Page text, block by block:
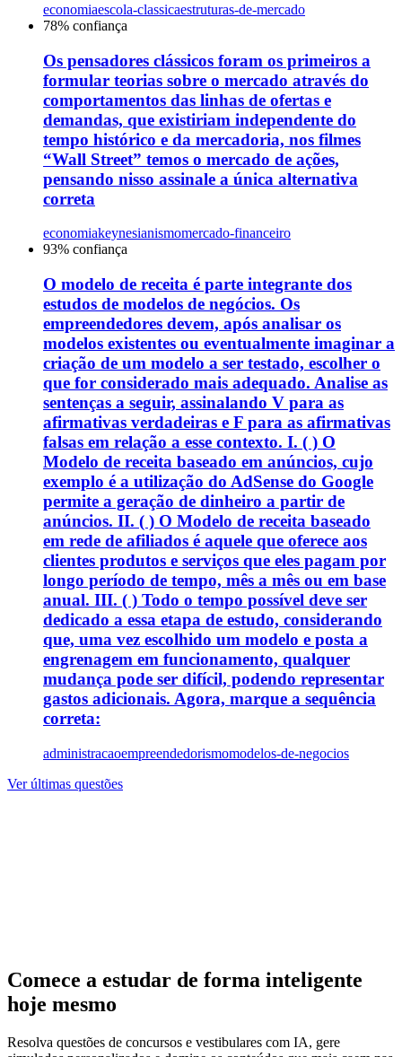
economiaescola-classicaestruturas-de-mercado
78% confiança
Os pensadores clássicos foram os primeiros a
formular teorias sobre o mercado através do
comportamentos das linhas de ofertas e
demandas, que existiriam independente do
tempo histórico e da mercadoria, nos filmes
“Wall Street” temos o mercado de ações,
pensando nisso assinale a única alternativa
correta
economiakeynesianismomercado-financeiro
93% confiança
O modelo de receita é parte integrante dos
estudos de modelos de negócios. Os
empreendedores devem, após analisar os
modelos existentes ou eventualmente imaginar a
criação de um modelo a ser testado, escolher o
que for considerado mais adequado. Analise as
sentenças a seguir, assinalando V para as
afirmativas verdadeiras e F para as afirmativas
falsas em relação a esse contexto. I. ( ) O
Modelo de receita baseado em anúncios, cujo
exemplo é a utilização do AdSense do Google
permite a geração de dinheiro a partir de
anúncios. II. ( ) O Modelo de receita baseado
em rede de afiliados é aquele que oferece aos
clientes produtos e serviços que eles pagam por
longo período de tempo, mês a mês ou em base
anual. III. ( ) Todo o tempo possível deve ser
dedicado a essa etapa de estudo, considerando
que, uma vez escolhido um modelo e posta a
engrenagem em funcionamento, qualquer
mudança pode ser difícil, podendo representar
gastos adicionais. Agora, marque a sequência
correta:
administracaoempreendedorismomodelos-de-negocios
Ver últimas questões
Comece a estudar de forma inteligente
hoje mesmo
Resolva questões de concursos e vestibulares com IA, gere